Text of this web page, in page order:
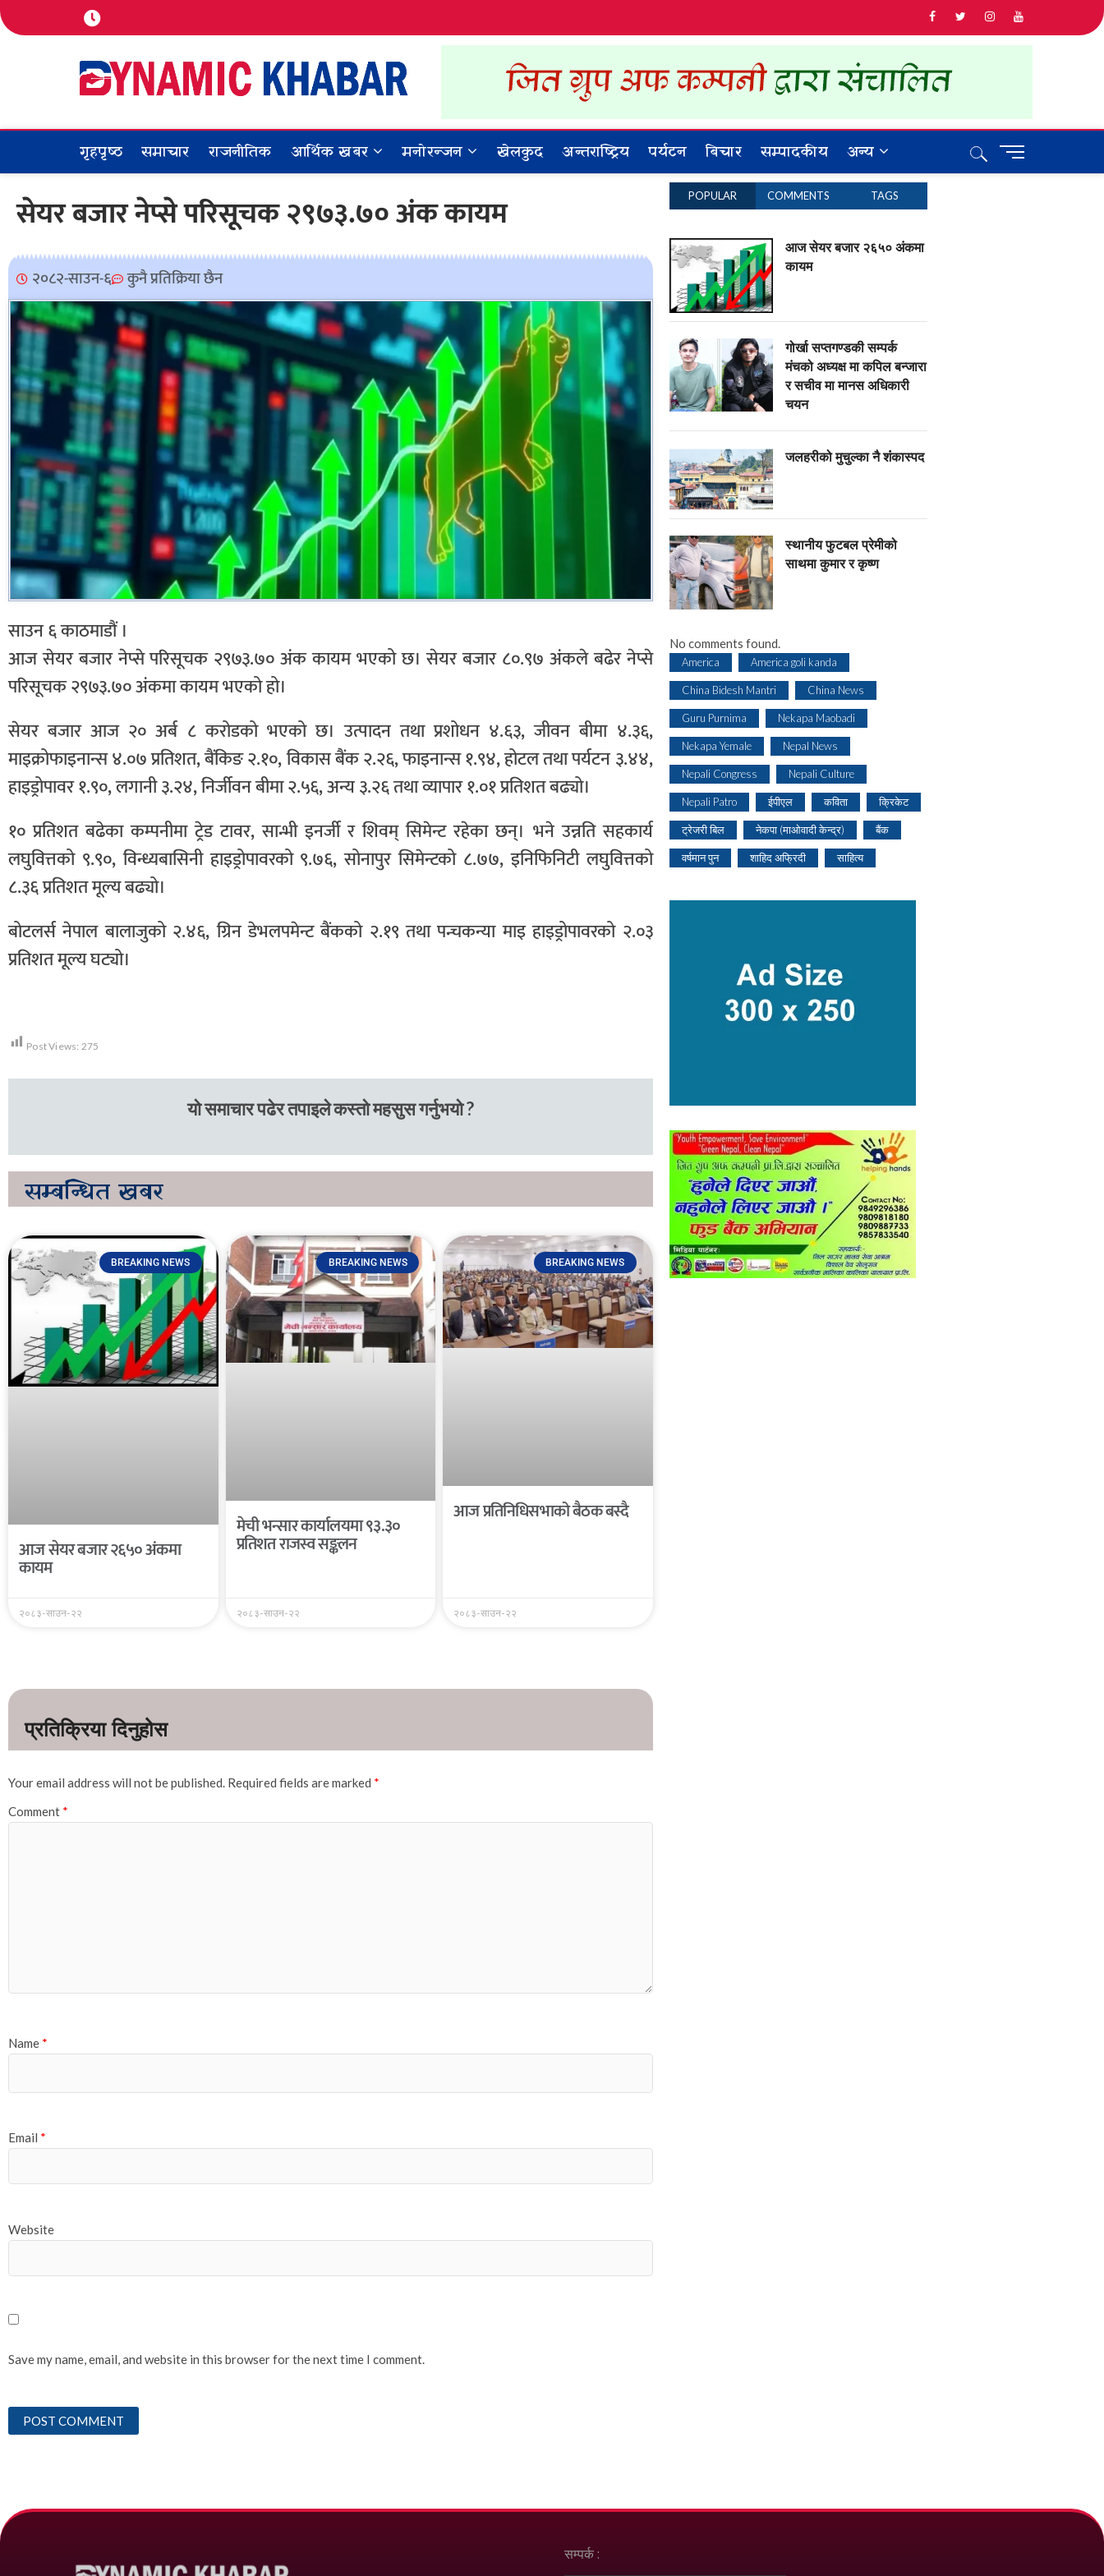
Dynamic Khabar
ALL NEWS IN NEPAL
गृहपृष्ठ समाचार राजनीतिक आर्थिक खबर मनोरन्जन खेलकुद अन्तराष्ट्रिय पर्यटन बिचार सम्पादकीय अन्य
M
सेयर बजार नेप्से परिसूचक २९७३.७० अंक कायम
२०८२-साउन-६ कुनै प्रतिक्रिया छैन
साउन ६ काठमाडौं ।
आज सेयर बजार नेप्से परिसूचक २९७३.७० अंक कायम भएको छ। सेयर बजार ८०.९७ अंकले बढेर नेप्से
परिसूचक २९७३.७० अंकमा कायम भएको हो।
सेयर बजार आज २० अर्ब ८ करोडको भएको छ। उत्पादन तथा प्रशोधन ४.६३, जीवन बीमा ४.३६,
माइक्रोफाइनान्स ४.०७ प्रतिशत, बैंकिङ २.१०, विकास बैंक २.२६, फाइनान्स १.९४, होटल तथा पर्यटन ३.४४,
हाइड्रोपावर १.९०, लगानी ३.२४, निर्जीवन बीमा २.५६, अन्य ३.२६ तथा व्यापार १.०१ प्रतिशत बढ्यो।
१० प्रतिशत बढेका कम्पनीमा ट्रेड टावर, सान्भी इनर्जी र शिवम् सिमेन्ट रहेका छन्। भने उन्नति सहकार्य
लघुवित्तको ९.९०, विन्ध्यबासिनी हाइड्रोपावरको ९.७६, सोनापुर सिमेन्टको ८.७७, इनिफिनिटी लघुवित्तको
८.३६ प्रतिशत मूल्य बढ्यो।
बोटलर्स नेपाल बालाजुको २.४६, ग्रिन डेभलपमेन्ट बैंकको २.१९ तथा पन्चकन्या माइ हाइड्रोपावरको २.०३
प्रतिशत मूल्य घट्यो।
Post Views: 275
यो समाचार पढेर तपाइले कस्तो महसुस गर्नुभयो ?
सम्बन्धित खबर
BREAKING NEWS
आज सेयर बजार २६५० अंकमा
कायम
२०८३-साउन-२२
BREAKING NEWS
मेची भन्सार कार्यालयमा ९३.३०
प्रतिशत राजस्व सङ्कलन
२०८३-साउन-२२
BREAKING NEWS
आज प्रतिनिधिसभाको बैठक बस्दै
२०८३-साउन-२२
Your email address will not be published. Required fields are marked *
Comment *
Name *
Email *
Website
Save my name, email, and website in this browser for the next time I comment.
POPULAR COMMENTS TAGS
आज सेयर बजार २६५० अंकमा
कायम
गोर्खा सप्तगण्डकी सम्पर्क
मंचको अध्यक्ष मा कपिल बन्जारा
र सचीव मा मानस अधिकारी
चयन
जलहरीको मुचुल्का नै शंंकास्पद
स्थानीय फुटबल प्रेमीको
साथमा कुमार र कृष्ण
No comments found.
America America goli kanda
China Bidesh Mantri China News
Guru Purnima Nekapa Maobadi
Nekapa Yemale Nepal News
Nepali Congress Nepali Culture
Nepali Patro ईपीएल कविता क्रिकेट
ट्रेजरी बिल नेकपा (माओवादी केन्द्र) बैंक
वर्षमान पुन शाहिद अफ्रिदी साहित्य
सम्पर्क :